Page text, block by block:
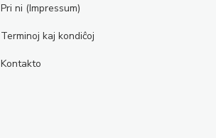
Pri ni (Impressum)
Terminoj kaj kondiĉoj
Kontakto